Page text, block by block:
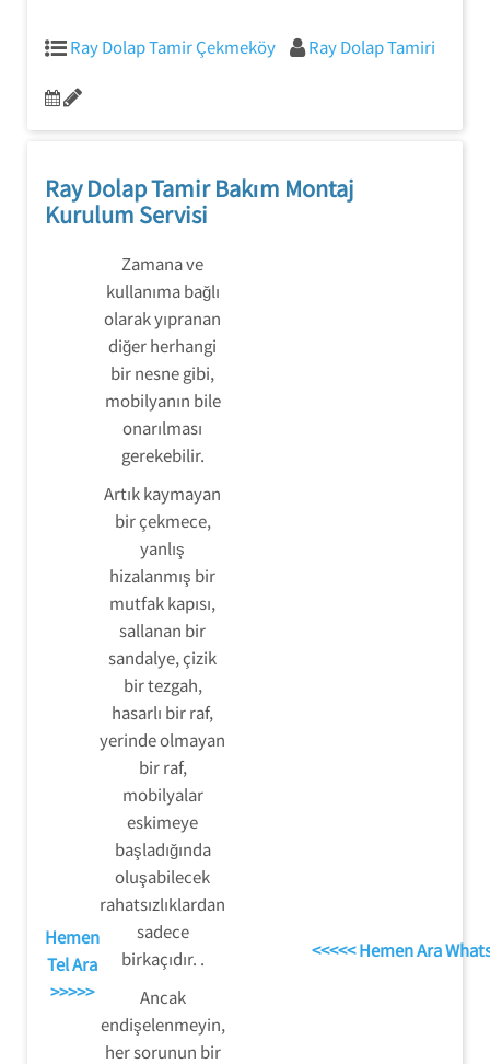
Ray Dolap Tamir Çekmeköy Ray Dolap Tamiri
Ray Dolap Tamir Bakım Montaj
Kurulum Servisi
Hemen
Tel Ara
>>>>>
Zamana ve
kullanıma bağlı
olarak yıpranan
diğer herhangi
bir nesne gibi,
mobilyanın bile
onarılması
gerekebilir.
Artık kaymayan
bir çekmece,
yanlış
hizalanmış bir
mutfak kapısı,
sallanan bir
sandalye, çizik
bir tezgah,
hasarlı bir raf,
yerinde olmayan
bir raf,
mobilyalar
eskimeye
başladığında
oluşabilecek
rahatsızlıklardan
sadece
birkaçıdır. .
Ancak
endişelenmeyin,
her sorunun bir
<<<<< Hemen Ara